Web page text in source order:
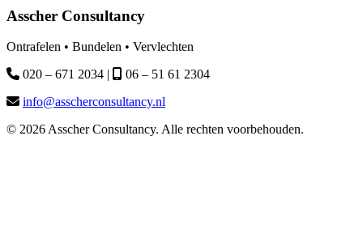
Asscher Consultancy
Ontrafelen • Bundelen • Vervlechten
020 – 671 2034 |
06 – 51 61 2304
info@asscherconsultancy.nl
© 2026 Asscher Consultancy. Alle rechten voorbehouden.